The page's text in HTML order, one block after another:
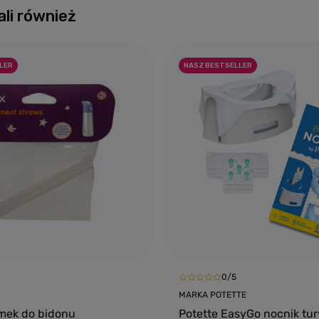
również
do bidonu
NASZ BESTSELLER
0/5
MARKA POTETTE
Potette EasyGo nocnik